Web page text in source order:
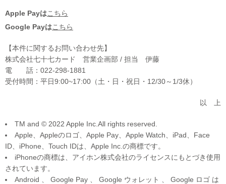
Apple Payはこちら
Google Payはこちら
【本件に関するお問い合わせ先】
株式会社七十七カード 営業企画部 / 担当 伊藤
電 話：022-298-1881
受付時間：平日9:00~17:00（土・日・祝日・12/30～1/3休）
以 上
TM and © 2022 Apple Inc.All rights reserved.
Apple、Appleのロゴ、Apple Pay、Apple Watch、iPad、Face
ID、iPhone、Touch IDは、Apple Inc.の商標です。
iPhoneの商標は、アイホン株式会社のライセンスにもとづき使用
されています。
Android 、 Google Pay 、 Google ウォレット 、 Google ロゴ は